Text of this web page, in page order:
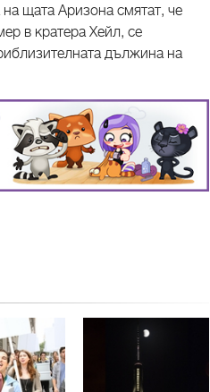
щата Аризона смятат, че
в кратера Хейл, се
дължина на